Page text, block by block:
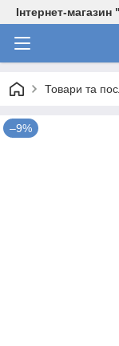
Інтернет-
Товари та
–9%